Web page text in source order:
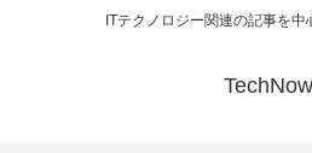
ITテクノロジー関連の記事を